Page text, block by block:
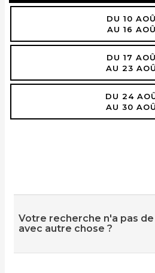
DU 10
AU 16
DU 17
AU 23
DU 24
AU 30
Votre recherche n'a pas
avec autre chose ?